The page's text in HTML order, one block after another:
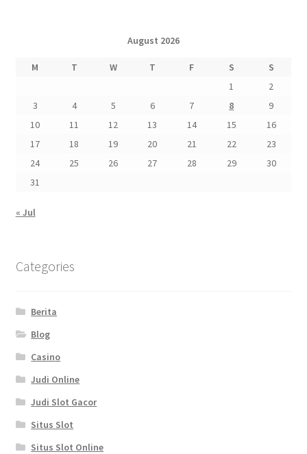
August 2026
M T W T F S
S
1
2
3
4 5 6 7 8
9
10
11 12 13 14 15
16
17
18 19 20 21 22
23
24
25 26 27 28 29
30
31
« Jul
Categories
Berita
Blog
Casino
Judi Online
Judi Slot Gacor
Situs Slot
Situs Slot Online